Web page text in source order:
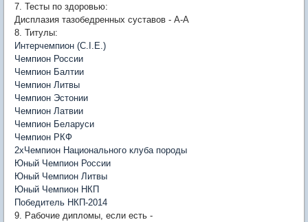
7. Тесты по здоровью:
Дисплазия тазобедренных суставов - А-А
8. Титулы:
Интерчемпион (C.I.E.)
Чемпион России
Чемпион Балтии
Чемпион Литвы
Чемпион Эстонии
Чемпион Латвии
Чемпион Беларуси
Чемпион РКФ
2xЧемпион Национального клуба породы
Юный Чемпион России
Юный Чемпион Литвы
Юный Чемпион НКП
Победитель НКП-2014
9. Рабочие дипломы, если есть -